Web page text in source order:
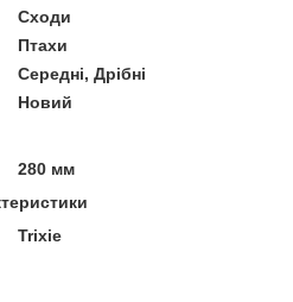
Сходи
Птахи
Середні, Дрібні
Новий
280 мм
Trixie